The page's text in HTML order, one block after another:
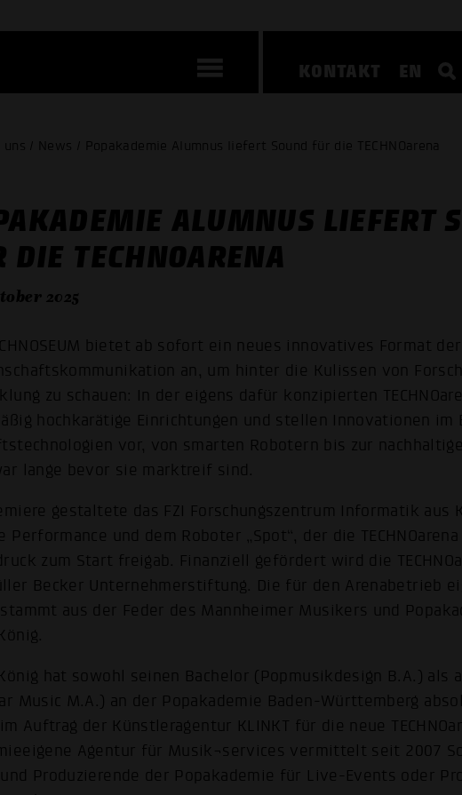
KONTAKT EN
uns / News / Popakademie Alumnus liefert Sound für die TECHNOarena
ALUMNUS LIEFERT
DIE TECHNOARENA
2025
bietet ab sofort ein neues innovatives Format der
an, um hinter die Kulissen von
zu schauen: In der eigens dafür konzipierten
hochkarätige Einrichtungen und stellen Innovationen im
vor, von smarten Robotern bis zur
lange bevor sie marktreif sind.
gestaltete das FZI Forschungszentrum Informatik aus
Performance und dem Roboter „Spot“, der die
zum Start freigab. Finanziell gefördert wird die
Becker Unternehmerstiftung. Die für den Arenabetrieb
aus der Feder des Mannheimer Musikers und
hat sowohl seinen Bachelor (Popmusikdesign B.A.) als
Music M.A.) an der Popakademie Baden-Württemberg
Auftrag der Künstleragentur KLINKT für die neue
Agentur für Musik¬services vermittelt seit 2007
Produzierende der Popakademie für Live-Events oder